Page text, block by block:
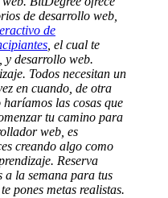
de desarrollo web,
de
, el cual te
y desarrollo web.
Todos necesitan un
en cuando, de otra
las cosas que
tu camino para
web, es
creando algo como
Reserva
a la semana para tus
pones metas realistas.